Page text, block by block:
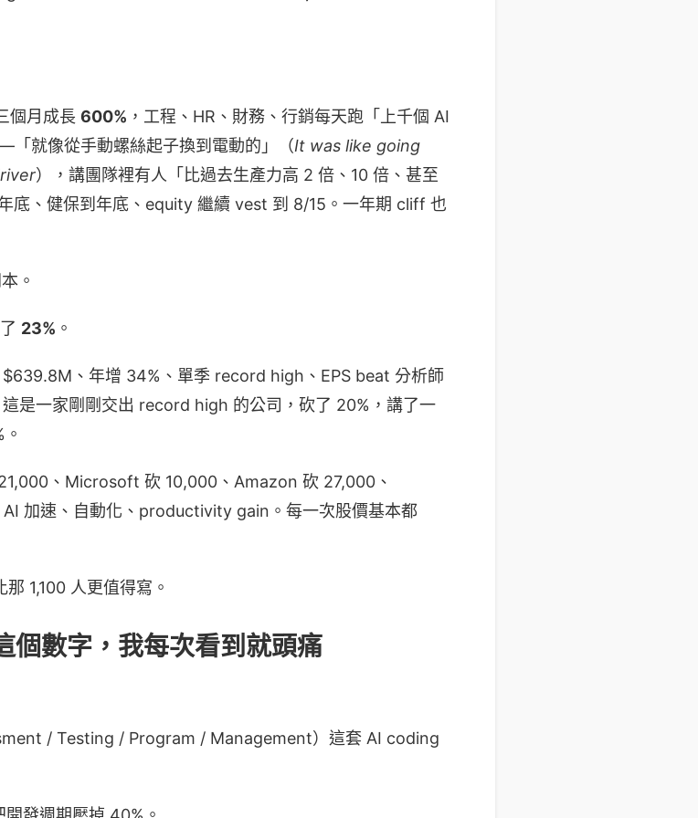
個月成長 600% ，工程、HR、財務、行銷每天跑「上千個 AI
就像從手動螺絲起子換到電動的」（It was like going
），講團隊裡有人「比過去生產力高 2 倍、10 倍、甚至
底、健保到年底、equity 繼續 vest 到 8/15。一年期 cliff 也
。
23% 。
、年增 34%、單季 record high、EPS beat 分析師
這是一家剛剛交出 record high 的公司，砍了 20%，講了一
、Microsoft 砍 10,000、Amazon 砍 27,000、
加速、自動化、productivity gain。每一次股價基本都
1,100 人更值得寫。
數字，我每次看到就頭痛
/ Testing / Program / Management）這套 AI coding